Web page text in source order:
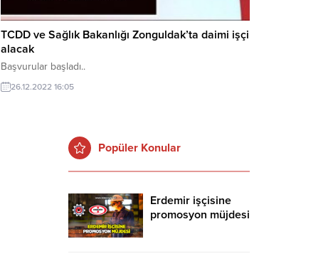
TCDD ve Sağlık Bakanlığı Zonguldak’ta daimi işçi
alacak
Başvurular başladı..
26.12.2022 16:05
Popüler Konular
Erdemir işçisine
promosyon müjdesi